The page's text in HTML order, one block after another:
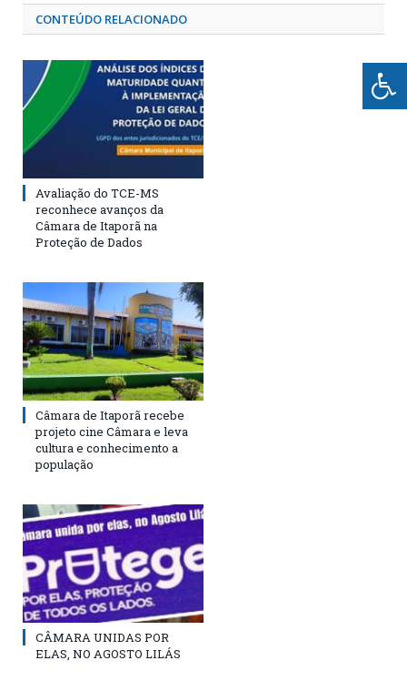
CONTEÚDO RELACIONADO
Avaliação do TCE-MS
reconhece avanços da
Câmara de Itaporã na
Proteção de Dados
Câmara de Itaporã recebe
projeto cine Câmara e leva
cultura e conhecimento a
população
CÂMARA UNIDAS POR
ELAS, NO AGOSTO LILÁS